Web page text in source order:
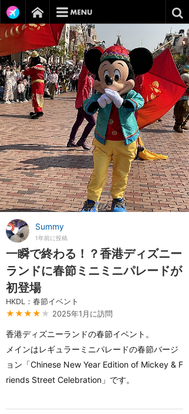
Summy
1年前に投稿
一瞬で終わる！？香港ディズニー
ランドに春節ミニミニパレードが
初登場
HKDL：春節イベント
★★★★ ★ 2025年1月に訪問
香港ディズニーランドの春節イベント。
メインはレギュラーミニパレードの春節バージ
ョン「Chinese New Year Edition of Mickey & F
riends Street Celebration」です。